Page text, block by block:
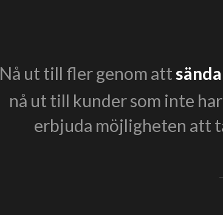
Nå ut till fler genom att
nå ut till kunder som inte
erbjuda möjligheten att